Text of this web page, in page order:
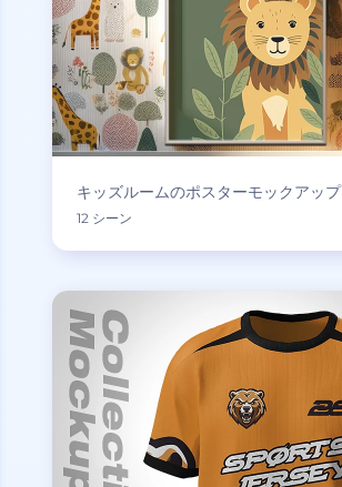
キッズルームのポスターモックアップ
12 シーン